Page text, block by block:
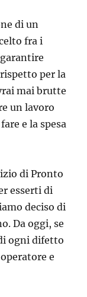
di un
fra i
per la
mai brutte
un lavoro
e la spesa
di Pronto
esserti di
deciso di
Da oggi, se
ogni difetto
e